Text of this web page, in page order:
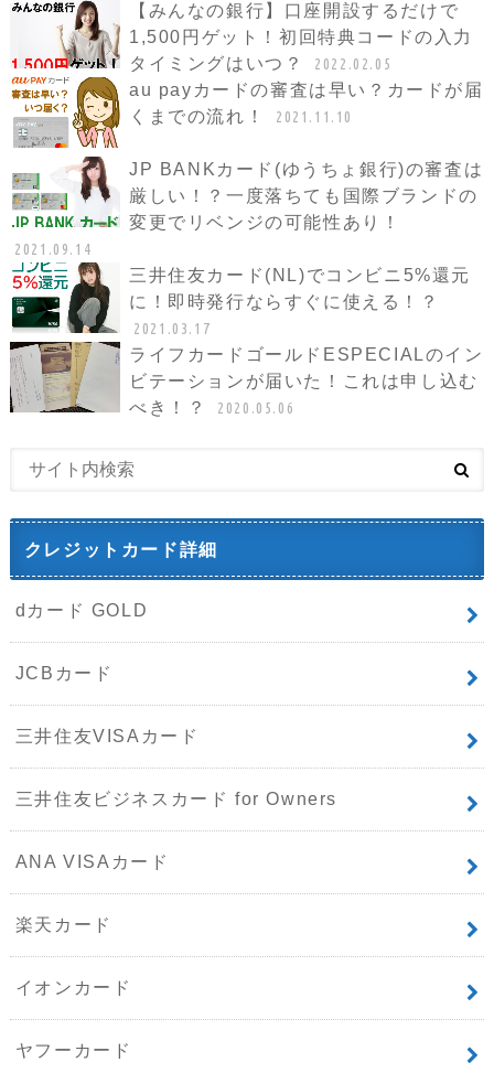
【みんなの銀行】口座開設するだけで
1,500円ゲット！初回特典コードの入力
タイミングはいつ？
2022.02.05
au payカードの審査は早い？カードが届
くまでの流れ！
2021.11.10
JP BANKカード(ゆうちょ銀行)の審査は
厳しい！？一度落ちても国際ブランドの
変更でリベンジの可能性あり！
2021.09.14
三井住友カード(NL)でコンビニ5%還元
に！即時発行ならすぐに使える！？
2021.03.17
ライフカードゴールドESPECIALのイン
ビテーションが届いた！これは申し込む
べき！？
2020.05.06
クレジットカード詳細
dカード GOLD
JCBカード
三井住友VISAカード
三井住友ビジネスカード for Owners
ANA VISAカード
楽天カード
イオンカード
ヤフーカード